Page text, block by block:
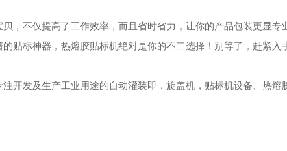
，不仅提高了工作效率，而且省时省力，让你的产品包装更显专
贴标神器，热熔胶贴标机绝对是你的不二选择！别等了，赶紧
开发及生产工业用途的自动灌装即，旋盖机，贴标机设备、热